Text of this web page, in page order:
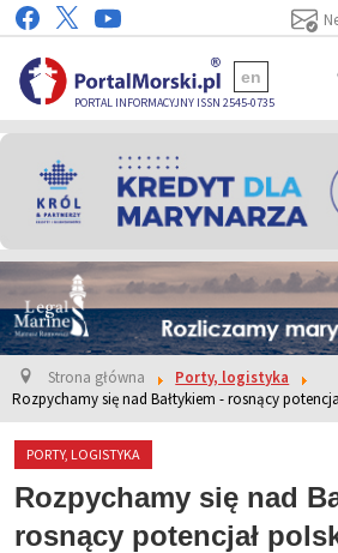
PORTAL INFORMACYJNY ISSN 2545-0735
en
Strona główna
Porty, logistyka
Rozpychamy się nad Bałtykiem - rosnący
PORTY, LOGISTYKA
Rozpychamy się nad
rosnący potencjał